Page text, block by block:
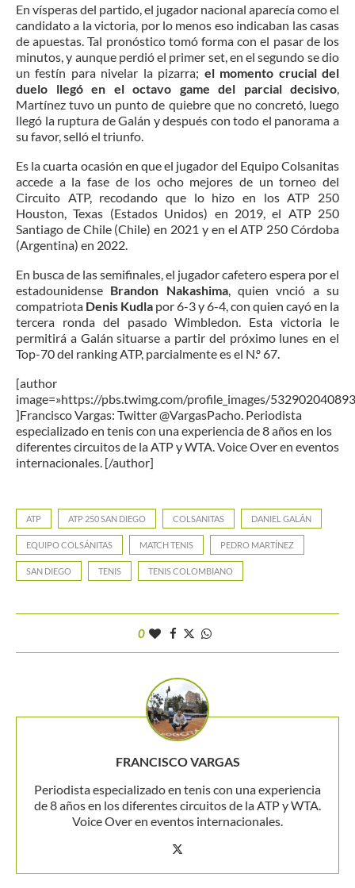
En vísperas del partido, el jugador nacional aparecía como el
candidato a la victoria, por lo menos eso indicaban las casas
de apuestas. Tal pronóstico tomó forma con el pasar de los
minutos, y aunque perdió el primer set, en el segundo se dio
un festín para nivelar la pizarra; el momento crucial del
duelo llegó en el octavo game del parcial decisivo
Martínez tuvo un punto de quiebre que no concretó, luego
llegó la ruptura de Galán y después con todo el panorama a
su favor, selló el triunfo.
Es la cuarta ocasión en que el jugador del Equipo Colsanitas
accede a la fase de los ocho mejores de un torneo del
Circuito ATP, recodando que lo hizo en los ATP 250
Houston, Texas (Estados Unidos) en 2019, el ATP 250
Santiago de Chile (Chile) en 2021 y en el ATP 250 Córdoba
(Argentina) en 2022.
En busca de las semifinales, el jugador cafetero espera por el
estadounidense Brandon Nakashima, quien vnció a su
compatriota Denis Kudla por 6-3 y 6-4, con quien cayó en la
tercera ronda del pasado Wimbledon. Esta victoria le
permitirá a Galán situarse a partir del próximo lunes en el
Top-70 del ranking ATP, parcialmente es el N.º 67.
[author
image=»https://pbs.twimg.com/profile_images/
]Francisco Vargas: Twitter @VargasPacho. Periodista
especializado en tenis con una experiencia de 8 años en los
diferentes circuitos de la ATP y WTA. Voice Over en eventos
internacionales. [/author]
ATP ATP 250 SAN DIEGO COLSANITAS DANIEL GALÁN
EQUIPO COLSÁNITAS MATCH TENIS PEDRO MARTÍNEZ
SAN DIEGO TENIS TENIS COLOMBIANO
0
FRANCISCO VARGAS
Periodista especializado en tenis con una experiencia
de 8 años en los diferentes circuitos de la ATP y WTA.
Voice Over en eventos internacionales.